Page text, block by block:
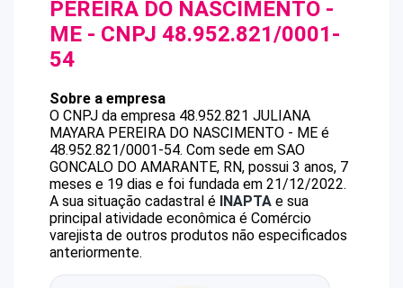
PEREIRA DO NASCIMENTO -
ME - CNPJ 48.952.821/0001-
54
Sobre a empresa
O CNPJ da empresa 48.952.821 JULIANA
MAYARA PEREIRA DO NASCIMENTO - ME é
48.952.821/0001-54. Com sede em SAO
GONCALO DO AMARANTE, RN, possui 3 anos, 7
meses e 19 dias e foi fundada em 21/12/2022.
A sua situação cadastral é INAPTA e sua
principal atividade econômica é Comércio
varejista de outros produtos não especificados
anteriormente.